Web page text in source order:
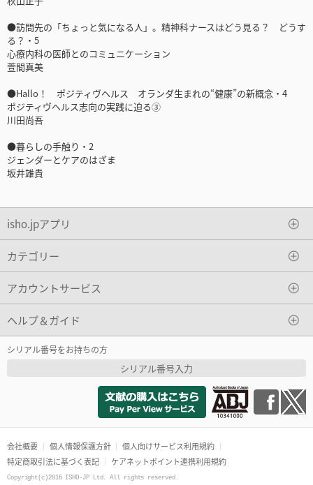
●訪問先の「ちょっと気になる人」。精神科ナースはどう見る？ どうす
る？・5
心療内科の医師とのコミュニケーション
萱間真美
●Hallo！ ポジティヴヘルス オランダ生まれの“健康”の新概念・4
ポジティヴヘルス志向の実践に迫る③
川田尚吾
●暮らしの手触り・2
ジェンダーとケアのはざま
坂井雄貴
isho.jpアプリ
カテゴリー
アカウントサービス
ヘルプ＆ガイド
シリアル番号をお持ちの方
シリアル番号入力
会社概要 個人情報保護方針
個人向けサービス利用規約
特定商取引法に基づく表記
ケアネットポイント連携利用規約
Copyright(c)2016 ISHO-JP Ltd. All rights reserved.